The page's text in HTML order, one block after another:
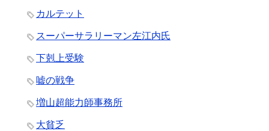
カルテット
スーパーサラリーマン左江内氏
下剋上受験
嘘の戦争
増山超能力師事務所
大貧乏